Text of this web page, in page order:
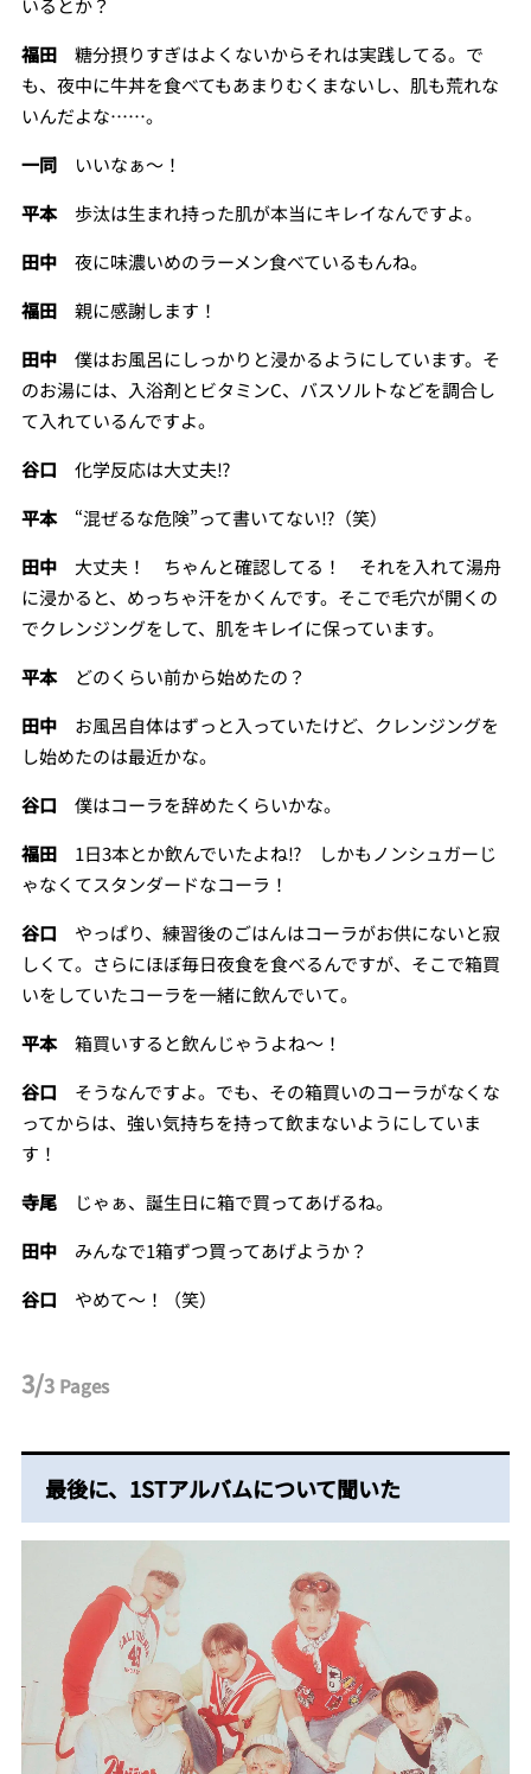
福田糖分摂りすぎはよくないからそれは実践してる。で
も、夜中に牛丼を食べてもあまりむくまないし、肌も荒れな
いんだよな……。
一同いいなぁ～！
平本歩汰は生まれ持った肌が本当にキレイなんですよ。
田中夜に味濃いめのラーメン食べているもんね。
福田親に感謝します！
田中僕はお風呂にしっかりと浸かるようにしています。そ
のお湯には、入浴剤とビタミンC、バスソルトなどを調合し
て入れているんですよ。
谷口 化学反応は大丈夫⁉
平本“混ぜるな危険”って書いてない⁉（笑）
田中大丈夫！ ちゃんと確認してる！ それを入れて湯舟
に浸かると、めっちゃ汗をかくんです。そこで毛穴が開くの
でクレンジングをして、肌をキレイに保っています。
平本どのくらい前から始めたの？
田中お風呂自体はずっと入っていたけど、クレンジングを
し始めたのは最近かな。
谷口 僕はコーラを辞めたくらいかな。
福田1日3本とか飲んでいたよね⁉ しかもノンシュガーじ
ゃなくてスタンダードなコーラ！
谷口 やっぱり、練習後のごはんはコーラがお供にないと寂
しくて。さらにほぼ毎日夜食を食べるんですが、そこで箱買
いをしていたコーラを一緒に飲んでいて。
平本箱買いすると飲んじゃうよね～！
谷口 そうなんですよ。でも、その箱買いのコーラがなくな
ってからは、強い気持ちを持って飲まないようにしていま
す！
寺尾じゃぁ、誕生日に箱で買ってあげるね。
田中みんなで1箱ずつ買ってあげようか？
谷口 やめて～！（笑）
3/3 Pages
最後に、1STアルバムについて聞いた